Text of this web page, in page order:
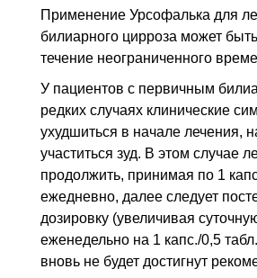
Применение Урсофалька для
билиарного цирроза может
течение неограниченного
У пациентов с первичным
редких случаях клинические
ухудшиться в начале лечения,
участиться зуд. В этом случае
продолжить, принимая по 1
ежедневно, далее следует
дозировку (увеличивая
еженедельно на 1 капс./0,5
вновь не будет достигнут